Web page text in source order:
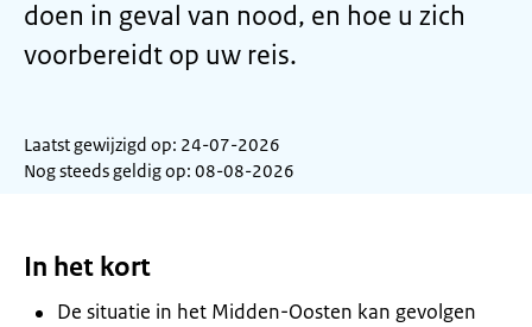
doen in geval van nood, en hoe u zich
voorbereidt op uw reis.
Laatst gewijzigd op: 24-07-2026
Nog steeds geldig op: 08-08-2026
In het kort
De situatie in het Midden-Oosten kan gevolgen